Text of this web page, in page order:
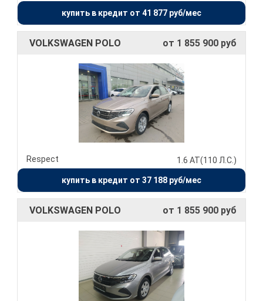
купить в кредит от 41 877 руб/мес
VOLKSWAGEN POLO от 1 855 900 руб
Respect 1.6 AT(110 Л.С.)
купить в кредит от 37 188 руб/мес
VOLKSWAGEN POLO от 1 855 900 руб